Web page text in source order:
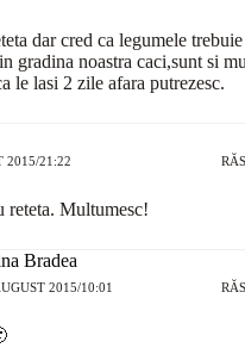
dar cred ca legumele
gradina noastra caci,sunt si
le lasi 2 zile afara putrezesc.
2015/21:22
reteta. Multumesc!
Bradea
2015/10:01